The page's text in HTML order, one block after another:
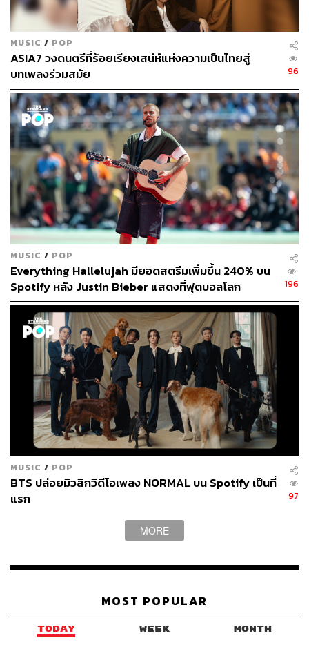
MUSIC / POP
ASIA7 วงดนตรีที่ร้อยเรียงเสน่ห์แห่งความเป็นไทยสู่
บทเพลงร่วมสมัย
96
MUSIC / POP
Everything Hallelujah มียอดสตรีมเพิ่มขึ้น 240% บน
Spotify หลัง Justin Bieber แสดงที่ฟุตบอลโลก
196
MUSIC / POP
BTS ปล่อยมิวสิกวิดีโอเพลง NORMAL บน Spotify เป็นที่
แรก
97
MORE
MOST POPULAR
TODAY WEEK MONTH